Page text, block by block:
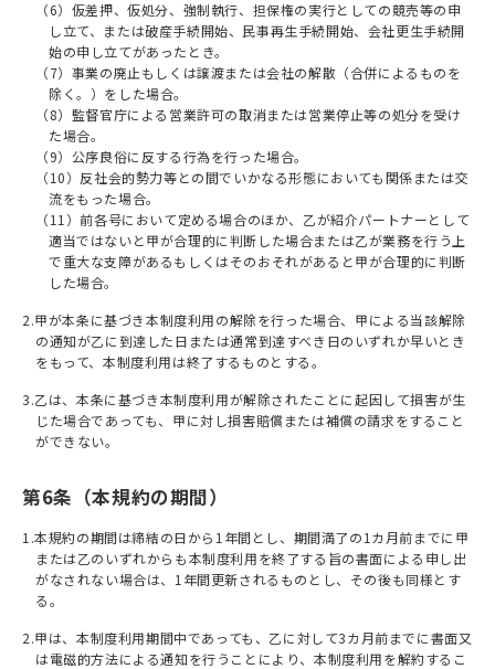
（6）仮差押、仮処分、強制執⾏、担保権の実⾏としての競売等の申
し⽴て、または破産⼿続開始、⺠事再⽣⼿続開始、会社更⽣⼿続開
始の申し⽴てがあったとき。
（7）事業の廃⽌もしくは譲渡または会社の解散（合併によるものを
除く。）をした場合。
（8）監督官庁による営業許可の取消または営業停⽌等の処分を受け
た場合。
（9）公序良俗に反する⾏為を⾏った場合。
（10）反社会的勢⼒等との間でいかなる形態においても関係または交
流をもった場合。
（11）前各号において定める場合のほか、⼄が紹介パートナーとして
適当ではないと甲が合理的に判断した場合または⼄が業務を⾏う上
で重⼤な⽀障があるもしくはそのおそれがあると甲が合理的に判断
した場合。
2.甲が本条に基づき本制度利用の解除を⾏った場合、甲による当該解除
の通知が⼄に到達した⽇または通常到達すべき⽇のいずれか早いとき
をもって、本制度利用は終了するものとする。
3.⼄は、本条に基づき本制度利用が解除されたことに起因して損害が⽣
じた場合であっても、甲に対し損害賠償または補償の請求をすること
ができない。
第6条（本規約の期間）
1.本規約の期間は締結の⽇から1年間とし、期間満了の1カ⽉前までに甲
または⼄のいずれからも本制度利用を終了する旨の書⾯による申し出
がなされない場合は、1年間更新されるものとし、その後も同様とす
る。
2.甲は、本制度利用期間中であっても、⼄に対して3カ⽉前までに書⾯又
は電磁的方法による通知を⾏うことにより、本制度利用を解約するこ